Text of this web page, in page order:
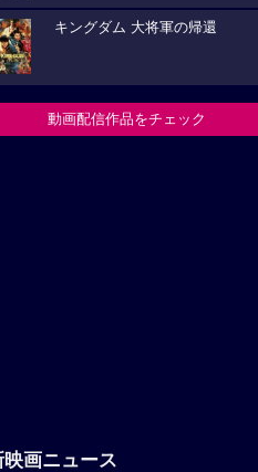
キングダム 大将軍の帰還
動画配信作品をチェック
映画ニュース